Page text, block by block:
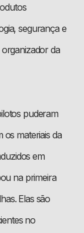
segurança e
da
puderam
os materiais da
em
na primeira
Elas são
no